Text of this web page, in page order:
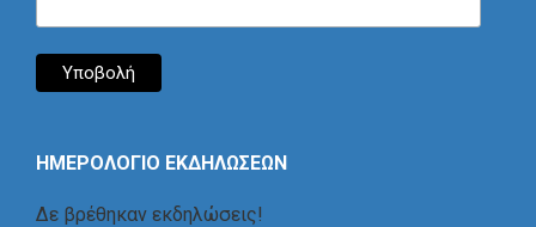
ΗΜΕΡΟΛΟΓΙΟ ΕΚΔΗΛΩΣΕΩΝ
Δε βρέθηκαν εκδηλώσεις!